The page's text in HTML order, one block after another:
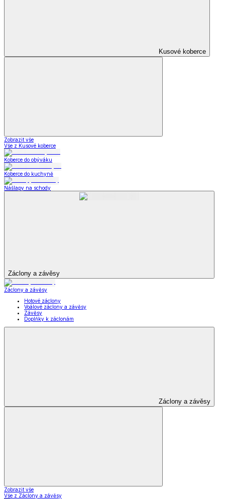
Kusové koberce
Zobrazit vše
Vše z Kusové koberce
Koberce do obýváku
Koberce do kuchyně
Nášlapy na schody
Záclony a závěsy
Záclony a závěsy
Hotové záclony
Voálové záclony a závěsy
Závěsy
Doplňky k záclonám
Záclony a závěsy
Zobrazit vše
Vše z Záclony a závěsy